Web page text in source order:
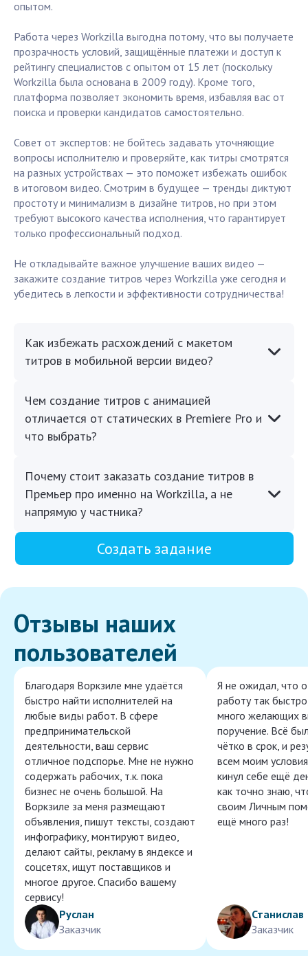
опытом.
Работа через Workzilla выгодна потому, что вы получаете
прозрачность условий, защищённые платежи и доступ к
рейтингу специалистов с опытом от 15 лет (поскольку
Workzilla была основана в 2009 году). Кроме того,
платформа позволяет экономить время, избавляя вас от
поиска и проверки кандидатов самостоятельно.
Совет от экспертов: не бойтесь задавать уточняющие
вопросы исполнителю и проверяйте, как титры смотрятся
на разных устройствах — это поможет избежать ошибок
в итоговом видео. Смотрим в будущее — тренды диктуют
простоту и минимализм в дизайне титров, но при этом
требуют высокого качества исполнения, что гарантирует
только профессиональный подход.
Не откладывайте важное улучшение ваших видео —
закажите создание титров через Workzilla уже сегодня и
убедитесь в легкости и эффективности сотрудничества!
Как избежать расхождений с макетом
титров в мобильной версии видео?
Чем создание титров с анимацией
отличается от статических в Premiere Pro и
что выбрать?
Почему стоит заказать создание титров в
Премьер про именно на Workzilla, а не
напрямую у частника?
Создать задание
Отзывы наших
пользователей
Благодаря Воркзиле мне удаётся
быстро найти исполнителей на
любые виды работ. В сфере
предпринимательской
деятельности, ваш сервис
отличное подспорье. Мне не нужно
содержать рабочих, т.к. пока
бизнес не очень большой. На
Воркзиле за меня размещают
объявления, пишут тексты, создают
инфографику, монтируют видео,
делают сайты, рекламу в яндексе и
соцсетях, ищут поставщиков и
многое другое. Спасибо вашему
сервису!
Руслан
Заказчик
Я не ожидал, что
работу так
много желающих
поручение. Всё
чётко в срок, и
всем моим
кинул себе ещё
как точно знаю,
своим Личным
ещё много раз!
Станислав
Заказчик